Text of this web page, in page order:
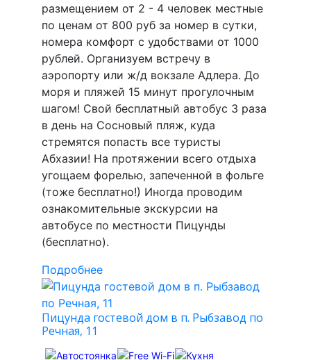
размещением от 2 - 4 человек местные
по ценам от 800 руб за номер в сутки,
номера комфорт с удобствами от 1000
рублей. Организуем встречу в
аэропорту или ж/д вокзале Адлера. До
моря и пляжей 15 минут прогулочным
шагом! Свой бесплатный автобус 3 раза
в день на Сосновый пляж, куда
стремятся попасть все туристы
Абхазии! На протяжении всего отдыха
угощаем форелью, запеченной в фольге
(тоже бесплатно!) Иногда проводим
ознакомительные экскурсии на
автобусе по местности Пицунды
(бесплатно).
Подробнее
Пицунда гостевой дом в п. Рыбзавод по
Речная, 11